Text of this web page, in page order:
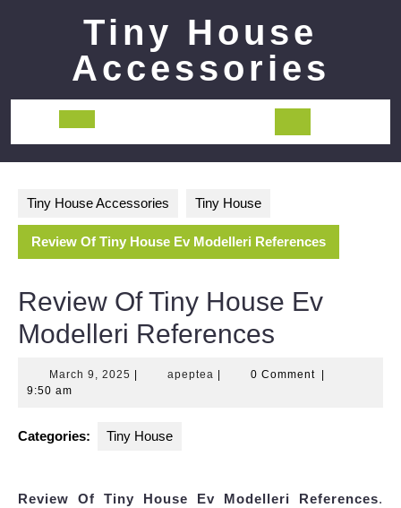
Tiny House
Accessories
Open
Tiny House Accessories Tiny House
Review Of Tiny House Ev Modelleri References
Review Of Tiny House Ev
Modelleri References
March 9, 2025 March
apeptea apeptea0 Comment
9:50 am
Categories: Tiny House
Review Of Tiny House Ev Modelleri References.